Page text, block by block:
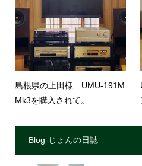
島根県の上田様 UMU-191M
Mk3を購入されて。
Blog-じょんの日誌